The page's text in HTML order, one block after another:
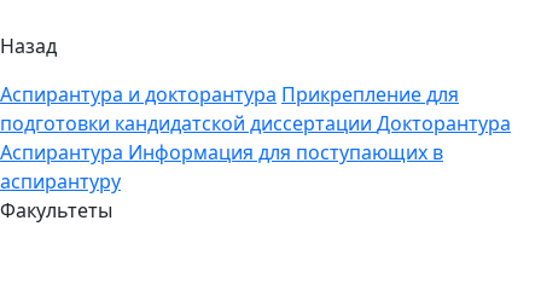
Назад
Аспирантура и докторантура Прикрепление для
подготовки кандидатской диссертации Докторантура
Аспирантура Информация для поступающих в
аспирантуру
Факультеты